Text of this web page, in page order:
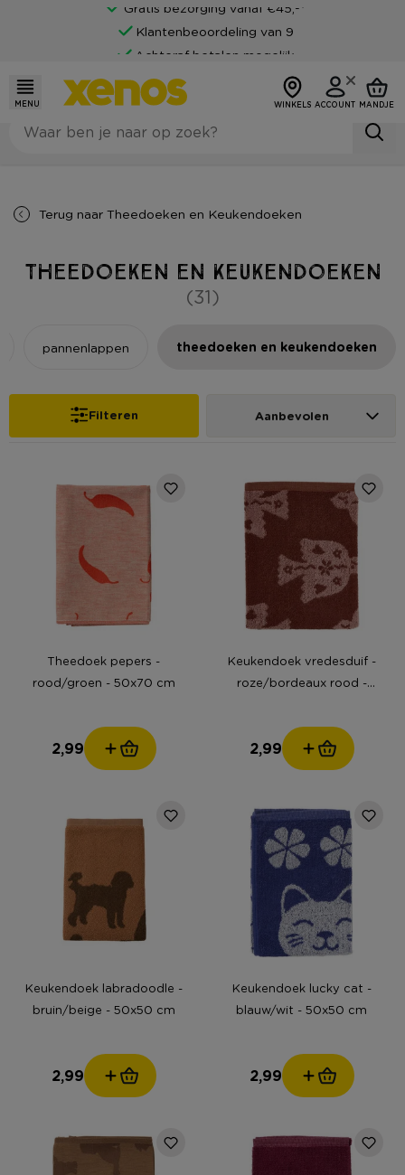
Gratis bezorging vanaf €45,-*
Klantenbeoordeling van 9
Achteraf betalen mogelijk
MENU WINKELS ACCOUNT MANDJE
Terug naar Theedoeken en Keukendoeken
Theedoeken en Keukendoeken
(31)
pannenlappen theedoeken en keukendoeken
Filteren Aanbevolen
Theedoek pepers -
rood/groen - 50x70 cm
2,99
Keukendoek vredesduif -
roze/bordeaux rood -
2,99
Keukendoek labradoodle -
bruin/beige - 50x50 cm
2,99
Keukendoek lucky cat -
blauw/wit - 50x50 cm
2,99